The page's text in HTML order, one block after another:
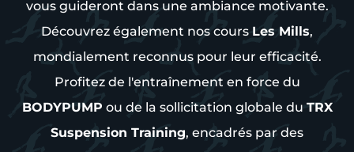
vous guideront dans une ambiance motivante.
Découvrez également nos cours Les Mills,
mondialement reconnus pour leur efficacité.
Profitez de l'entraînement en force du
BODYPUMP ou de la sollicitation globale du TRX
Suspension Training, encadrés par des